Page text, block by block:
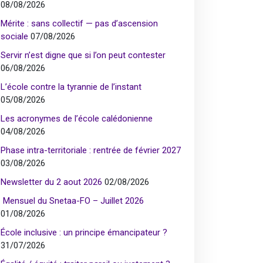
08/08/2026
Mérite : sans collectif — pas d’ascension
sociale 07/08/2026
Servir n’est digne que si l’on peut contester
06/08/2026
L’école contre la tyrannie de l’instant
05/08/2026
Les acronymes de l’école calédonienne
04/08/2026
Phase intra-territoriale : rentrée de février 2027
03/08/2026
Newsletter du 2 aout 2026 02/08/2026
Mensuel du Snetaa-FO – Juillet 2026
01/08/2026
École inclusive : un principe émancipateur ?
31/07/2026